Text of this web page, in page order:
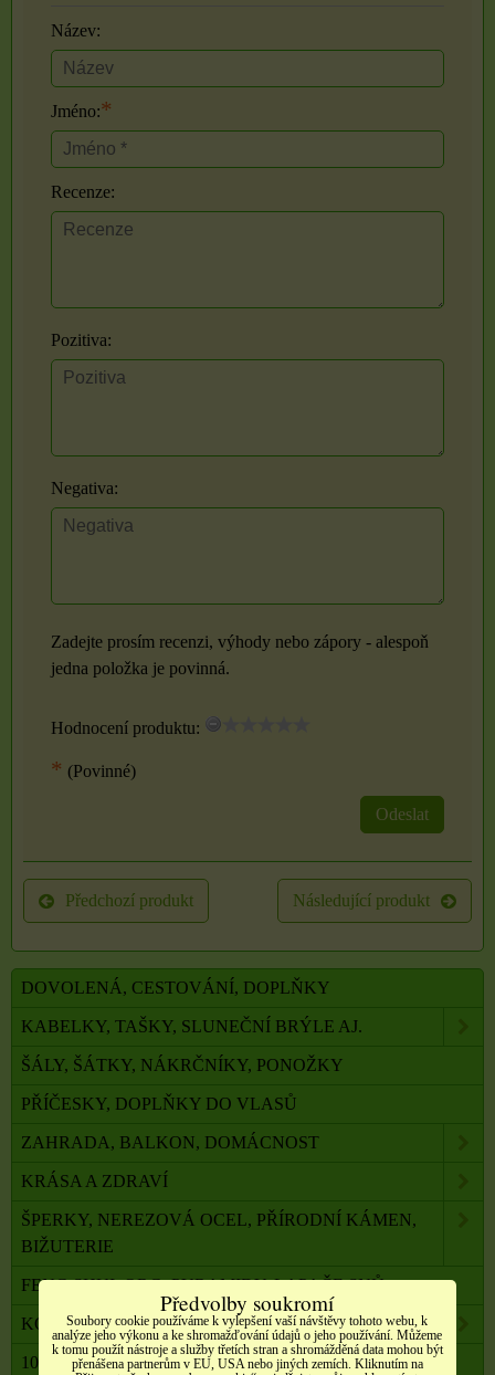
Název:
Jméno:*
Recenze:
Pozitiva:
Negativa:
Zadejte prosím recenzi, výhody nebo zápory - alespoň
jedna položka je povinná.
Hodnocení produktu:
* (Povinné)
Odeslat
Předchozí produkt Následující produkt
DOVOLENÁ, CESTOVÁNÍ, DOPLŇKY
KABELKY, TAŠKY, SLUNEČNÍ BRÝLE AJ.
ŠÁLY, ŠÁTKY, NÁKRČNÍKY, PONOŽKY
PŘÍČESKY, DOPLŇKY DO VLASŮ
ZAHRADA, BALKON, DOMÁCNOST
KRÁSA A ZDRAVÍ
ŠPERKY, NEREZOVÁ OCEL, PŘÍRODNÍ KÁMEN,
BIŽUTERIE
FENG SHUI, ORG. PYRAMIDY, LAPAČE SNŮ
KOMPONENTY K VÝROBĚ SVÍČEK, ŠPERKŮ
100 % PŘÍRODNÍ ESENCIÁLNÍ OLEJE SALOOS
Předvolby soukromí
Soubory cookie používáme k vylepšení vaší návštěvy tohoto webu, k
analýze jeho výkonu a ke shromažďování údajů o jeho používání. Můžeme
k tomu použít nástroje a služby třetích stran a shromážděná data mohou být
přenášena partnerům v EU, USA nebo jiných zemích. Kliknutím na